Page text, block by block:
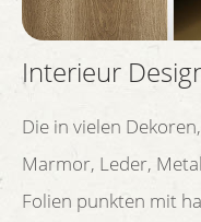
Interieur
Die in vielen
Marmor, Leder,
Folien punkten mit